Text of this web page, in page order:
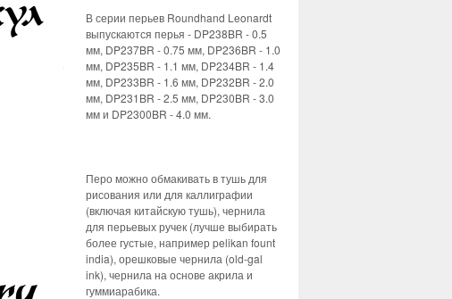
В серии перьев Roundhand Leonardt
выпускаются перья - DP238BR - 0.5
мм, DP237BR - 0.75 мм, DP236BR - 1.0
мм, DP235BR - 1.1 мм, DP234BR - 1.4
мм, DP233BR - 1.6 мм, DP232BR - 2.0
мм, DP231BR - 2.5 мм, DP230BR - 3.0
мм и DP2300BR - 4.0 мм.
Перо можно обмакивать в тушь для
рисования или для каллиграфии
(включая китайскую тушь), чернила
для перьевых ручек (лучше выбирать
более густые, например pelikan fount
india), орешковые чернила (old-gal
ink), чернила на основе акрила и
гуммиарабика.